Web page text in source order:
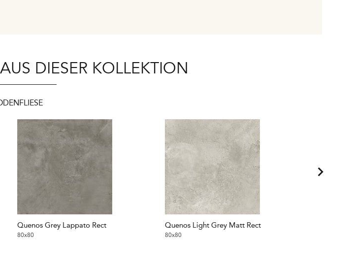
DIESER KOLLEKTION
Quenos Grey Lappato Rect
80x80
Quenos Light Grey Matt Rect
80x80